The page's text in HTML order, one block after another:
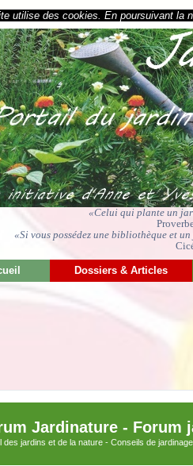
utilise des cookies. En poursuivant la
«Celui qui plante un
«Si vous possédez une bibliothèque et
Dossiers & Articles
Jardinature - Forum
des jardins et de la nature - Conseils de